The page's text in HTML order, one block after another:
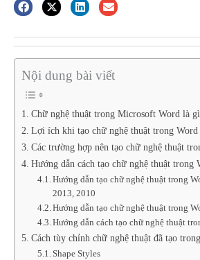
Nội dung bài viết
Chữ nghệ thuật trong Microsoft Word là
Lợi ích khi tạo chữ nghệ thuật trong Word
Các trường hợp nên tạo chữ nghệ thuật
Hướng dẫn cách tạo chữ nghệ thuật trong
Hướng dẫn tạo chữ nghệ thuật trong
2013, 2010
Hướng dẫn tạo chữ nghệ thuật trong
Hướng dẫn cách tạo chữ nghệ thuật
Cách tùy chỉnh chữ nghệ thuật đã tạo
Shape Styles